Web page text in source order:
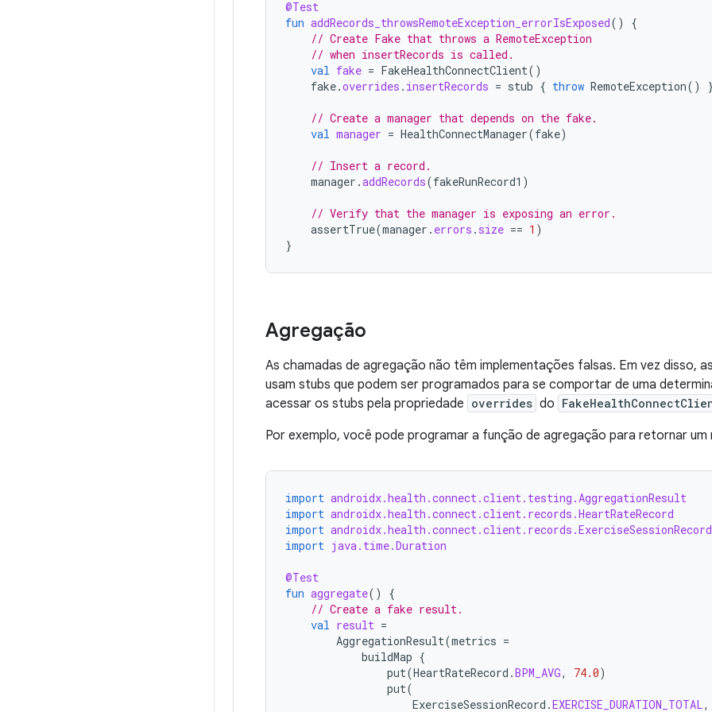
@Test
fun addRecords_throwsRemoteException_errorIsExposed()
{
// Create Fake that throws a RemoteException
// when insertRecords is called.
val fake = FakeHealthConnectClient()
fake.overrides . insertRecords = stub { throw RemoteException()
// Create a manager that depends on the fake.
val manager = HealthConnectManager(fake)
// Insert a record.
manager .addRecords(fakeRunRecord1 )
// Verify that the manager is exposing an error.
assertTrue(manager . errors . size == 1 )
}
Agregação
As chamadas de agregação não têm implementações falsas. Em vez disso,
usam stubs que podem ser programados para se comportar de uma
acessar os stubs pela propriedade overrides do
Por exemplo, você pode programar a função de agregação para retornar
import androidx.health.connect.client.testing.AggregationResult
import androidx.health.connect.client.records.HeartRateRecord
import androidx.health.connect.client.records.ExerciseSessionRecord
import java.time.Duration
@Test
fun aggregate()
{
// Create a fake result.
val result =
AggregationResult(metrics =
buildMap {
put(HeartRateRecord .BPM_AVG, 74.0)
put(
ExerciseSessionRecord .EXERCISE_DURATION_TOTAL,